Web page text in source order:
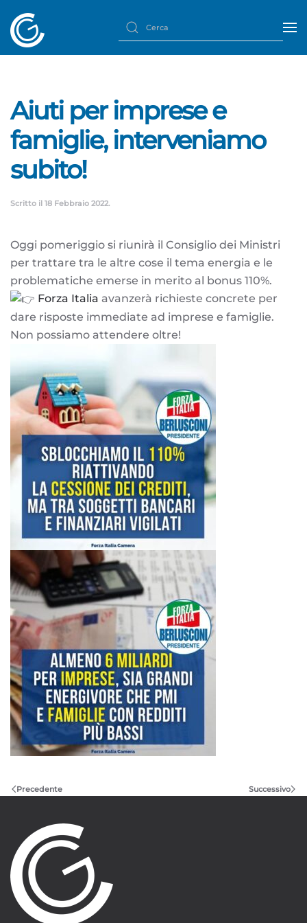
Aiuti per imprese e
famiglie, interveniamo
subito!
Scritto il 18 Febbraio 2022.
Oggi pomeriggio si riunirà il Consiglio dei Ministri
per trattare tra le altre cose il tema energia e le
problematiche emerse in merito al bonus 110%.
Forza Italia avanzerà richieste concrete per
dare risposte immediate ad imprese e famiglie.
Non possiamo attendere oltre!
Precedente Successivo